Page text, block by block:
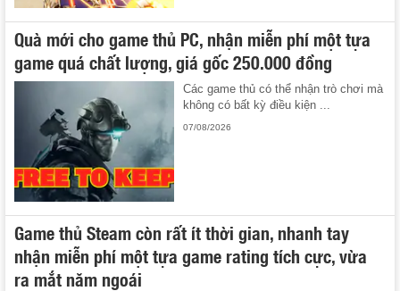
Quà mới cho game thủ PC, nhận miễn phí một tựa
game quá chất lượng, giá gốc 250.000 đồng
Các game thủ có thể nhận trò chơi mà
không có bất kỳ điều kiện ...
07/08/2026
Game thủ Steam còn rất ít thời gian, nhanh tay
nhận miễn phí một tựa game rating tích cực, vừa
ra mắt năm ngoái